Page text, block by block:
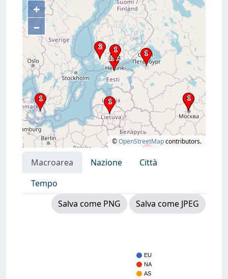
+
–
©OpenStreetMapcontributors.
Macroarea Nazione
Città
Tempo
Salva come PNG
Salva come JPEG
EU
NA
AS